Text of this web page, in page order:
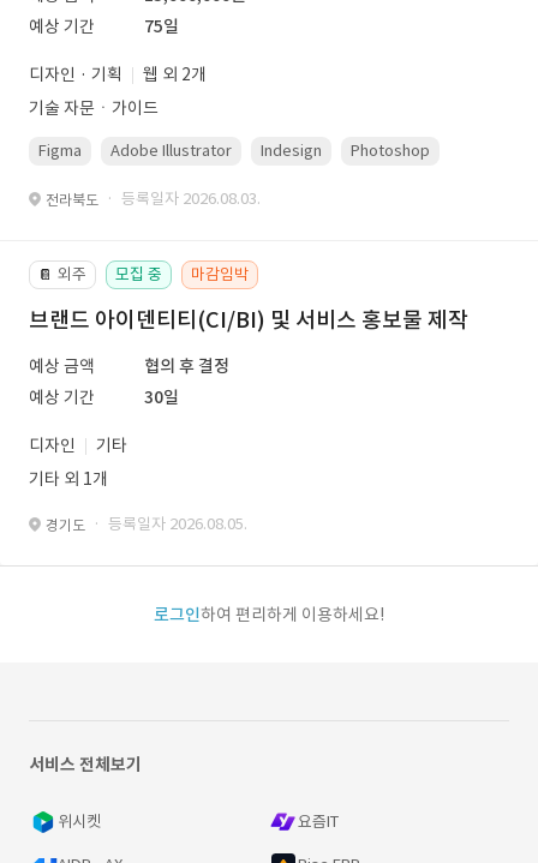
예상 기간
75일
디자인 · 기획
웹 외 2개
기술 자문ㆍ가이드
Figma Adobe Illustrator Indesign Photoshop
전라북도 · 등록일자 2026.08.03.
📔 외주 모집 중 마감임박
브랜드 아이덴티티(CI/BI) 및 서비스 홍보물 제작
예상 금액
협의 후 결정
예상 기간
30일
디자인
기타
기타 외 1개
경기도 · 등록일자 2026.08.05.
로그인하여 편리하게 이용하세요!
서비스 전체보기
위시켓 요즘IT